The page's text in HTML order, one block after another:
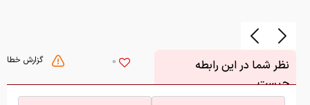
گزارش خطا 0
نظر شما در این رابطه
چیست